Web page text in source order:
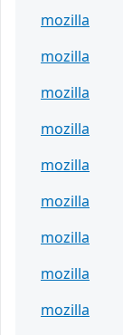
mozilla
mozilla
mozilla
mozilla
mozilla
mozilla
mozilla
mozilla
mozilla